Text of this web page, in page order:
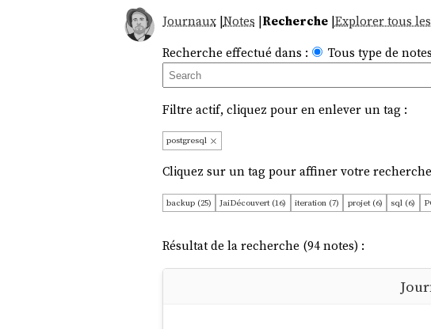
Journaux|Notes |Recherche|Explorer tous
Recherche effectué dans :
Tous type de
Filtre actif, cliquez pour en enlever un tag :
postgresql
Cliquez sur un tag pour affiner votre
backup (25) JaiDécouvert (16) iteration (7) projet (6) sql (6)
postgraphile (2)
replication (2) rust (2) tui (2)
Résultat de la recherche (94 notes) :